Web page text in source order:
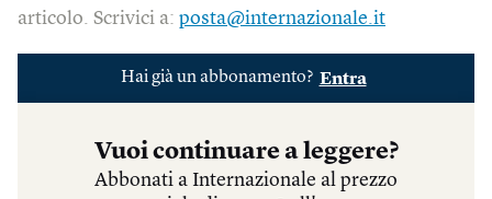
articolo. Scrivici a: posta@internazionale.it